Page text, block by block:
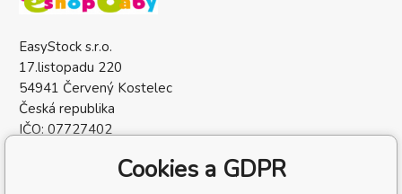
EasyStock s.r.o.
17.listopadu 220
54941 Červený Kostelec
Česká republika
IČO: 07727402
Cookies a GDPR